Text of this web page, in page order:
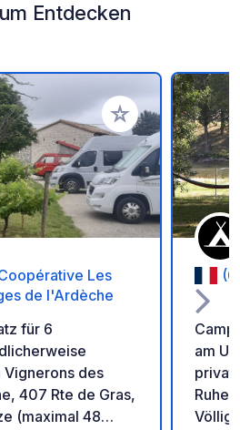
Entdecken
Zu Ihren Favoriten
Les
de l'Ardèche
für 6
des
407 Rte de Gras,
(maximal 48
am
Ruhe,
Völlig